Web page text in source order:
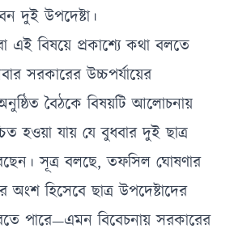
দুই উপদেষ্টা।
এই বিষয়ে প্রকাশ্যে কথা বলতে
সরকারের উচ্চপর্যায়ের
বৈঠকে বিষয়টি আলোচনায়
হওয়া যায় যে বুধবার দুই ছাত্র
সূত্র বলছে, তফসিল ঘোষণার
অংশ হিসেবে ছাত্র উপদেষ্টাদের
পারে—এমন বিবেচনায় সরকারের